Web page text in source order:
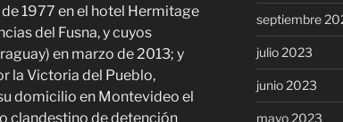
1977 en el hotel Hermitage
del Fusna, y cuyos
en marzo de 2013; y
la Victoria del Pueblo,
domicilio en Montevideo el
clandestino de detención
septiembre
julio 2023
junio 2023
mayo 2023